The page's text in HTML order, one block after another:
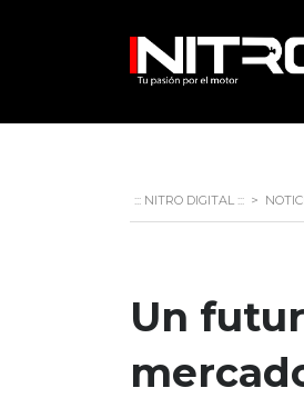
::: NITRO DIGITAL ::: >
Un